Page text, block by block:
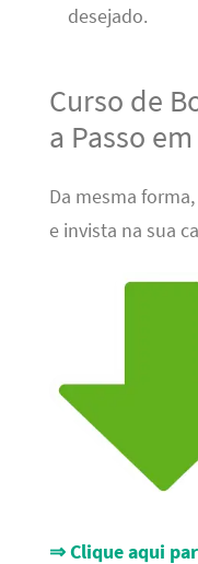
desejado.
Curso de
a Passo
Da mesma
e invista na sua
⇒ Clique aqui